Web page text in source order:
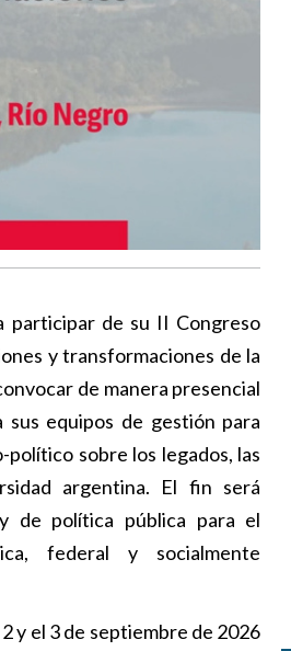
participar de su II Congreso
y transformaciones de la
de manera presencial
equipos de gestión para
sobre los legados, las
argentina. El fin será
de política pública para el
federal y socialmente
y el 3 de septiembre de 2026